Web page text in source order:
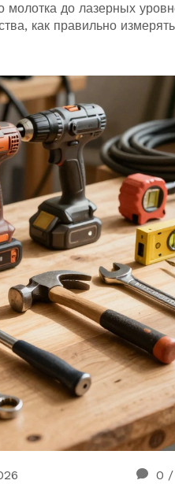
до лазерных
как правильно
0 /